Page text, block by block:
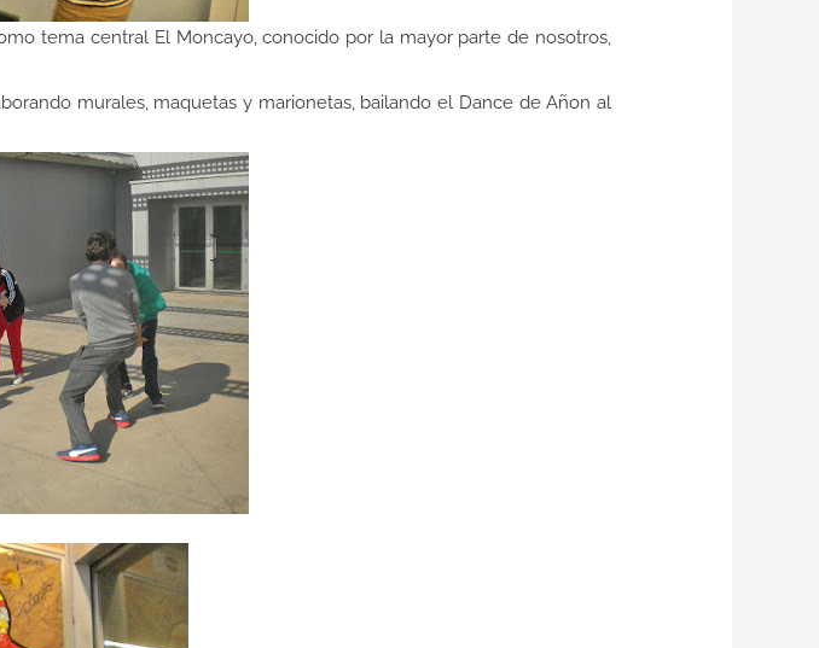
tema central El Moncayo, conocido por la mayor parte de nosotros,
murales, maquetas y marionetas, bailando el Dance de Añon al